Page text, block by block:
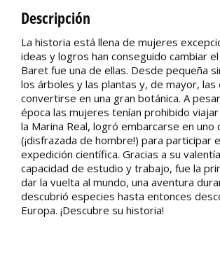
Descripción
La historia está llena de mujeres
ideas y logros han conseguido cambiar el
Baret fue una de ellas. Desde pequeña
los árboles y las plantas y, de mayor,
convertirse en una gran botánica. A
época las mujeres tenían prohibido
la Marina Real, logró embarcarse en uno
(¡disfrazada de hombre!) para participar
expedición científica. Gracias a su
capacidad de estudio y trabajo, fue la
dar la vuelta al mundo, una aventura
descubrió especies hasta entonces
Europa. ¡Descubre su historia!